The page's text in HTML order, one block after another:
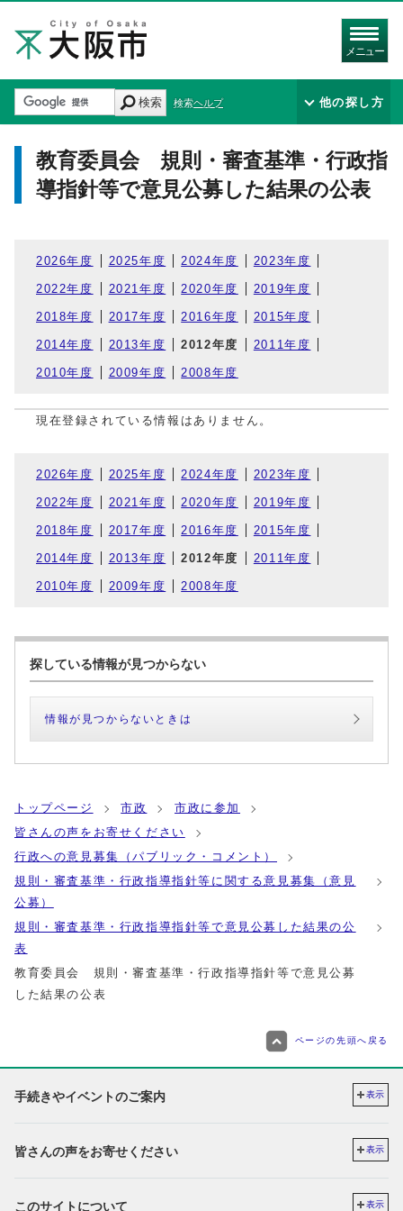
メニュー
検索 検索ヘルプ 他の探し方
教育委員会 規則・審査基準・行政指
導指針等で意見公募した結果の公表
2026年度 2025年度 2024年度 2023年度
2022年度 2021年度 2020年度 2019年度
2018年度 2017年度 2016年度 2015年度
2014年度 2013年度 2012年度 2011年度
2010年度 2009年度 2008年度
現在登録されている情報はありません。
2026年度 2025年度 2024年度 2023年度
2022年度 2021年度 2020年度 2019年度
2018年度 2017年度 2016年度 2015年度
2014年度 2013年度 2012年度 2011年度
2010年度 2009年度 2008年度
探している情報が見つからない
情報が見つからないときは
トップページ 市政
市政に参加
皆さんの声をお寄せください
行政への意見募集（パブリック・コメント）
規則・審査基準・行政指導指針等に関する意見募集（意見
公募）
規則・審査基準・行政指導指針等で意見公募した結果の公
表
教育委員会 規則・審査基準・行政指導指針等で意見公募
した結果の公表
ページの先頭へ戻る
手続きやイベントのご案内 表示
皆さんの声をお寄せください 表示
このサイトについて 表示